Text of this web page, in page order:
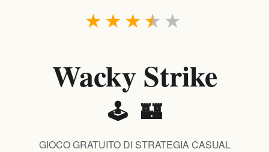
★
★
★
★
★
Wacky Strike
🕹️ 🏰
GIOCO GRATUITO DI STRATEGIA CASUAL